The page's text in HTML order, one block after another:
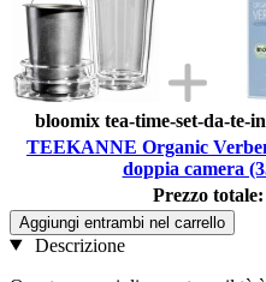
bloomix tea-time-set-da-te-
TEEKANNE Organic
doppia camera
Prezzo totale:
Aggiungi entrambi nel carrello
Descrizione